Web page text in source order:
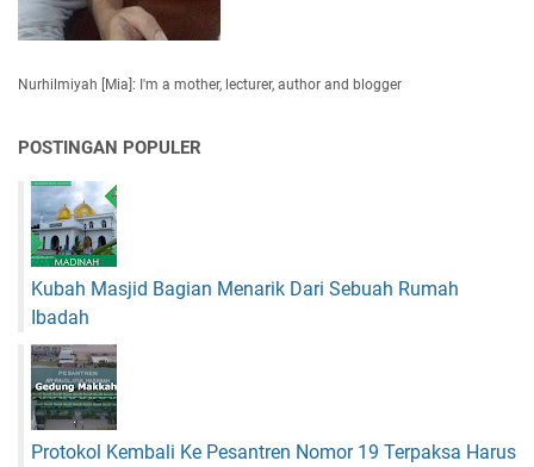
Nurhilmiyah [Mia]: I'm a mother, lecturer, author and blogger
POSTINGAN POPULER
Kubah Masjid Bagian Menarik Dari Sebuah Rumah
Ibadah
Protokol Kembali Ke Pesantren Nomor 19 Terpaksa Harus